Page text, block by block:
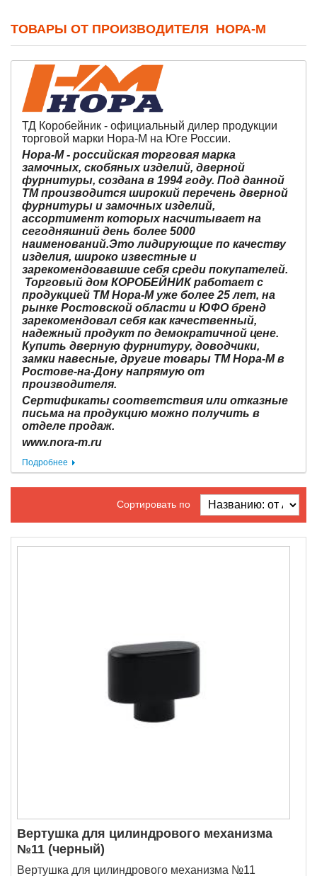
ТОВАРЫ ОТ ПРОИЗВОДИТЕЛЯ НОРА-М
ТД Коробейник - официальный дилер продукции
торговой марки Нора-М на Юге России.
Нора-М- российская торговая марка
замочных, скобяных изделий, дверной
фурнитуры, создана в 1994 году. Под данной
ТМ производится широкий перечень дверной
фурнитуры и замочных изделий,
ассортимент которых насчитывает на
сегодняшний день более 5000
наименований.Это лидирующие по качеству
изделия, широко известные и
зарекомендовавшие себя среди покупателей.
Торговый дом КОРОБЕЙНИК работает с
продукцией ТМ Нора-М уже более 25 лет, на
рынке Ростовской области и ЮФО бренд
зарекомендовал себя как качественный,
надежный продукт по демократичной цене.
Купить дверную фурнитуру, доводчики,
замки навесные, другие товары ТМ Нора-М в
Ростове-на-Дону напрямую от
производителя.
Сертификаты соответствия или отказные
письма на продукцию можно получить в
отделе продаж.
www.nora-m.ru
Подробнее
Сортировать по
Вертушка для цилиндрового механизма
№11 (черный)
Вертушка для цилиндрового механизма №11